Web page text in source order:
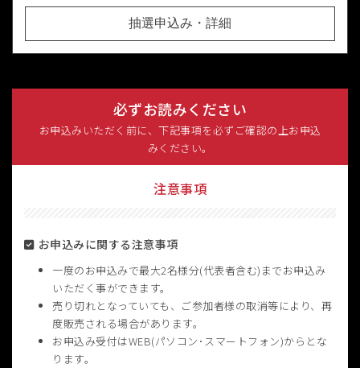
抽選申込み・詳細
必ずお読みください
お申込みいただく前に、下記事項を必ずご確認の上お申込
みください。
注意事項
お申込みに関する注意事項
一度のお申込みで最大2名様分(代表者含む)までお申込み
いただく事ができます。
売り切れとなっていても、ご参加者様の取消等により、再
度販売される場合があります。
お申込み受付はWEB(パソコン･スマートフォン)からとな
ります。